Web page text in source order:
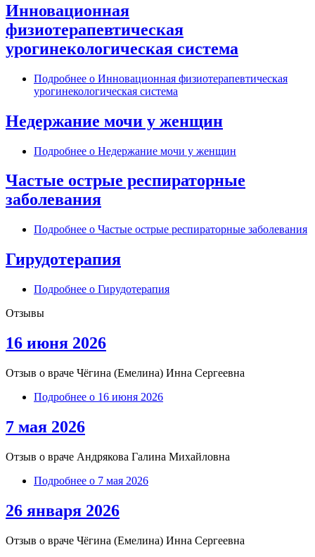
Инновационная
физиотерапевтическая
урогинекологическая система
Подробнее о Инновационная физиотерапевтическая
урогинекологическая система
Недержание мочи у женщин
Подробнее о Недержание мочи у женщин
Частые острые респираторные
заболевания
Подробнее о Частые острые респираторные заболевания
Гирудотерапия
Подробнее о Гирудотерапия
Отзывы
16 июня 2026
Отзыв о враче Чёгина (Емелина) Инна Сергеевна
Подробнее о 16 июня 2026
7 мая 2026
Отзыв о враче Андрякова Галина Михайловна
Подробнее о 7 мая 2026
26 января 2026
Отзыв о враче Чёгина (Емелина) Инна Сергеевна